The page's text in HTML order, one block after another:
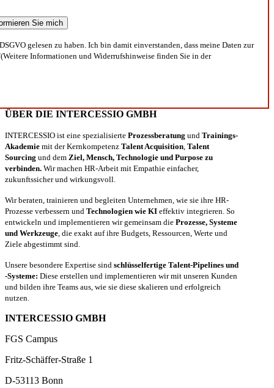
gelesen zu haben. Ich bin damit einverstanden, dass meine Daten zur
Informationen und Widerrufshinweise finden Sie in der
ÜBER DIE INTERCESSIO GMBH
INTERCESSIO ist eine spezialisierte Prozessberatung und Trainings-
Akademie mit der Kernkompetenz Talent Acquisition Talent
Sourcing und dem Ziel, Mensch, Technologie und Purpose zu
verbinden. Wir machen HR-Arbeit mit Empathie einfacher,
zukunftssicher und wirkungsvoll.
Wir beraten, trainieren und begleiten Unternehmen, wie sie ihre HR-
Prozesse verbessern und Technologien wie KI effektiv integrieren. So
entwickeln und implementieren wir gemeinsam die Prozesse, Systeme
und Werkzeuge , die exakt auf ihre Budgets, Ressourcen, Werte und
Ziele abgestimmt sind.
Unsere besondere Expertise sind schlüsselfertige Talent-Pipelines und
-Systeme: Diese erstellen und implementieren wir mit unseren Kunden
und bilden ihre Teams aus, wie sie diese skalieren und erfolgreich
nutzen.
INTERCESSIO GMBH
FGS Campus
Fritz-Schäffer-Straße 1
D-53113 Bonn